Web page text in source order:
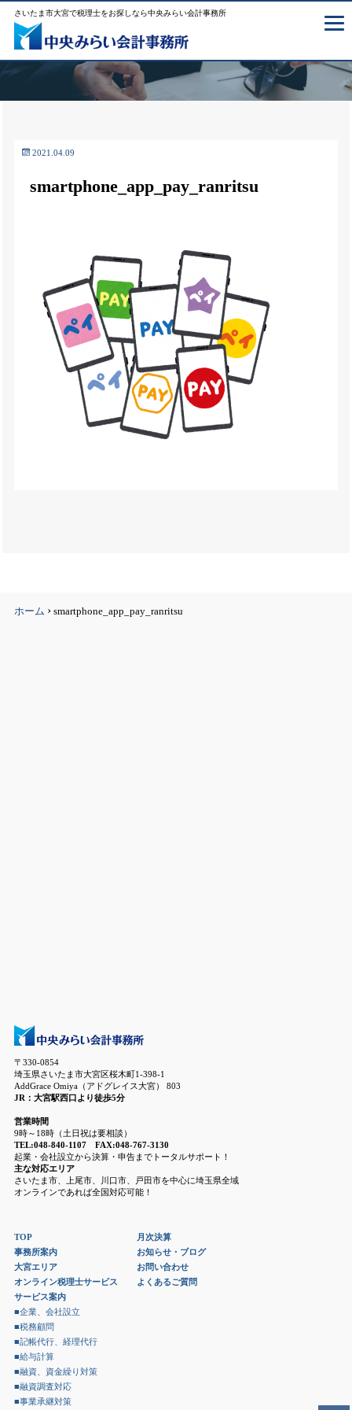
さいたま市大宮で税理士をお探しなら中央みらい会計事務所
2021.04.09
smartphone_app_pay_ranritsu
ホーム ›smartphone_app_pay_ranritsu
〒330-0854
埼玉県さいたま市大宮区桜木町1-398-1
AddGrace Omiya（アドグレイス大宮） 803
JR：大宮駅西口より徒歩5分
営業時間
9時～18時（土日祝は要相談）
TEL:048-840-1107 FAX:048-767-3130
起業・会社設立から決算・申告までトータルサポート！
主な対応エリア
さいたま市、上尾市、川口市、戸田市を中心に埼玉県全域
オンラインであれば全国対応可能！
TOP
事務所案内
大宮エリア
オンライン税理士サービス
サービス案内
■企業、会社設立
■税務顧問
■記帳代行、経理代行
■給与計算
■融資、資金繰り対策
■融資調査対応
■事業承継対策
月次決算
お知らせ・ブログ
お問い合わせ
よくあるご質問